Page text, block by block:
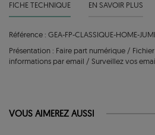
FICHE TECHNIQUE EN SAVOIR PLUS
Référence : GEA-FP-CLASSIQUE-HOME-
Présentation : Faire part numérique /
informations par email / Surveillez vos
VOUS AIMEREZ AUSSI